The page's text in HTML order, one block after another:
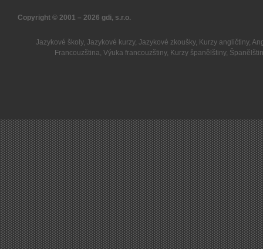
Copyright © 2001 – 2026 gdi, s.r.o.
Jazykové školy, Jazykové kurzy, Jazykové zkoušky, Kurzy angličtiny,
Francouzština,Výuka francouzštiny, Kurzy španělštiny,